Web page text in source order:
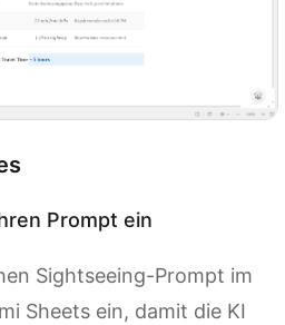
Prompt ein
Sightseeing-Prompt im
Sheets ein, damit die KI